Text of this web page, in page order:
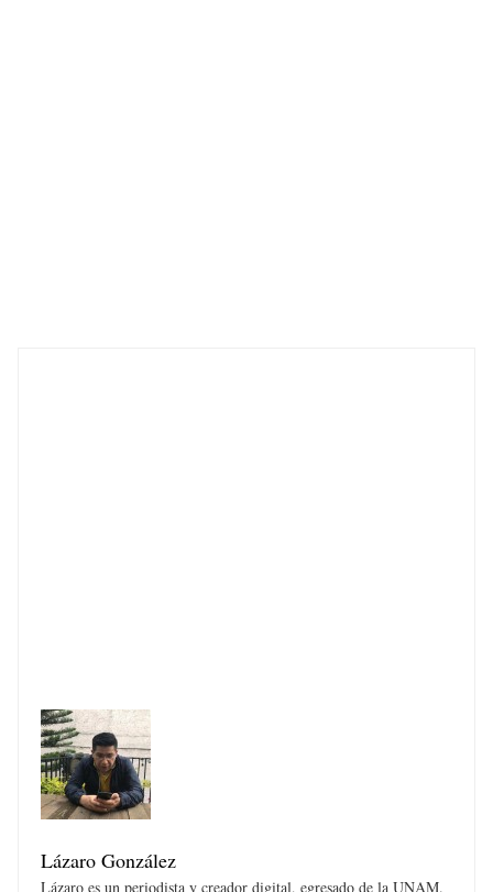
Lázaro González
Lázaro es un periodista y creador digital, egresado de la UNAM.